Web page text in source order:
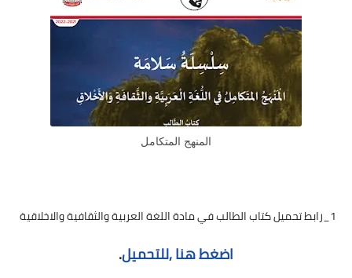
المنهج المتكامل
1_رابط تحميل كتاب الطالب في مادة اللغة العربية والثقافية والاخلاقية
اضغط هنا ,للتحميل.